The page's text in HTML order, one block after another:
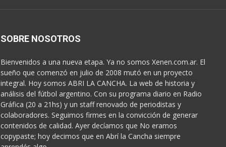
SOBRE NOSOTROS
Bienvenidos a una nueva etapa. Ya no somos Xenen.com.ar. El
sueño que comenzó en julio de 2008 mutó en un proyecto
integral. Hoy somos ABRI LA CANCHA. La web de historia y
análisis del fútbol argentino. Con su programa diario en Radio
Gráfica (20 a 21hs) y un staff renovado de periodistas y
colaboradores. Seguimos firmes en la convicción de generar
contenidos de calidad. Ayer decíamos que No eramos
copypaste; hoy decimos que en Abrí la Cancha siempre